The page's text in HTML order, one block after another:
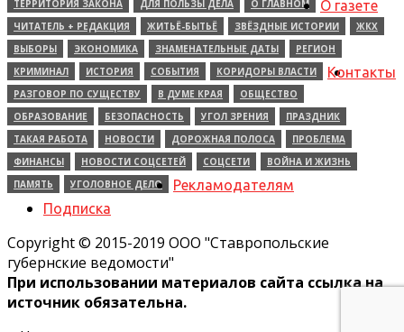
ТЕРРИТОРИЯ ЗАКОНА
ДЛЯ ПОЛЬЗЫ ДЕЛА
О ГЛАВНОМ
ЧИТАТЕЛЬ + РЕДАКЦИЯ
ЖИТЬЁ-БЫТЬЁ ЗВЁЗДНЫЕ ИСТОРИИ
ЖКХ
ВЫБОРЫ
ЭКОНОМИКА ЗНАМЕНАТЕЛЬНЫЕ ДАТЫ
РЕГИОН
КРИМИНАЛ
ИСТОРИЯ СОБЫТИЯ
КОРИДОРЫ ВЛАСТИ
РАЗГОВОР ПО СУЩЕСТВУ
В ДУМЕ КРАЯ
ОБЩЕСТВО
ОБРАЗОВАНИЕ
БЕЗОПАСНОСТЬ УГОЛ ЗРЕНИЯ
ПРАЗДНИК
ТАКАЯ РАБОТА
НОВОСТИ ДОРОЖНАЯ ПОЛОСА
ПРОБЛЕМА
ФИНАНСЫ
НОВОСТИ СОЦСЕТЕЙ СОЦСЕТИ
ВОЙНА И ЖИЗНЬ
ПАМЯТЬ
УГОЛОВНОЕ ДЕЛО
О газете
Контакты
Рекламодателям
Подписка
Copyright © 2015-2019 ООО "Ставропольские
губернские ведомости"
При использовании материалов сайта ссылка на
источник обязательна.